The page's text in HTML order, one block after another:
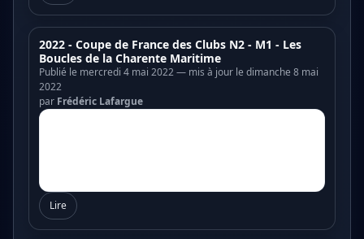
2022 - Coupe de France des Clubs N2 - M1 - Les
Boucles de la Charente Maritime
Publié le mercredi 4 mai 2022 — mis à jour le dimanche 8 mai
2022
par Frédéric Lafargue
Lire